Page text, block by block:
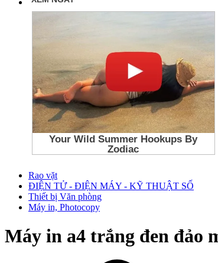
Rao vặt
ĐIỆN TỬ - ĐIỆN MÁY - KỸ THUẬT SỐ
Thiết bị Văn phòng
Máy in, Photocopy
Máy in a4 trắng đen đảo